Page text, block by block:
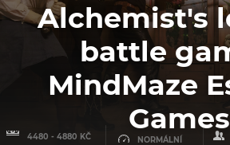
Alchemist's
battle
MindMaze
Games
4480 - 4880 KČ NORMÁLNÍ